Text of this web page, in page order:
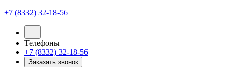
+7 (8332) 32-18-56
Телефоны
+7 (8332) 32-18-56
Заказать звонок